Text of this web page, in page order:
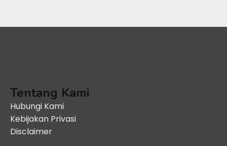
Tentang Kami
Hubungi Kami
Kebijakan Privasi
Disclaimer